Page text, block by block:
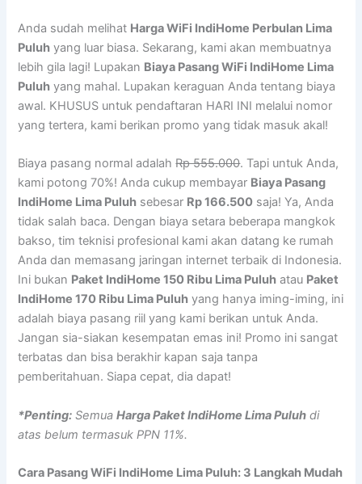
Anda sudah melihat Harga WiFi IndiHome Perbulan Lima
Puluh yang luar biasa. Sekarang, kami akan membuatnya
lebih gila lagi! Lupakan Biaya Pasang WiFi IndiHome Lima
Puluh yang mahal. Lupakan keraguan Anda tentang biaya
awal. KHUSUS untuk pendaftaran HARI INI melalui nomor
yang tertera, kami berikan promo yang tidak masuk akal!
Biaya pasang normal adalahRp 555.000. Tapi untuk Anda,
kami potong 70%! Anda cukup membayar Biaya Pasang
IndiHome Lima Puluh sebesar Rp 166.500 saja! Ya, Anda
tidak salah baca. Dengan biaya setara beberapa mangkok
bakso, tim teknisi profesional kami akan datang ke rumah
Anda dan memasang jaringan internet terbaik di Indonesia.
Ini bukan Paket IndiHome 150 Ribu Lima Puluh atau Paket
IndiHome 170 Ribu Lima Puluh yang hanya iming-iming, ini
adalah biaya pasang riil yang kami berikan untuk Anda.
Jangan sia-siakan kesempatan emas ini! Promo ini sangat
terbatas dan bisa berakhir kapan saja tanpa
pemberitahuan. Siapa cepat, dia dapat!
*Penting: SemuaHarga Paket IndiHome Lima Puluh di
atas belum termasuk PPN 11%.
Cara Pasang WiFi IndiHome Lima Puluh: 3 Langkah Mudah